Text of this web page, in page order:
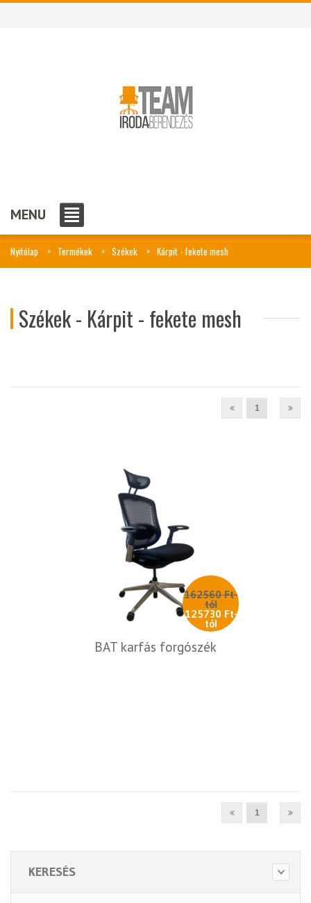
MENU
Nyitólap Termékek Székek Kárpit - fekete mesh
Székek - Kárpit - fekete mesh
1
162560 Ft-
tól
125730 Ft-
tól
BAT karfás forgószék
1
KERESÉS